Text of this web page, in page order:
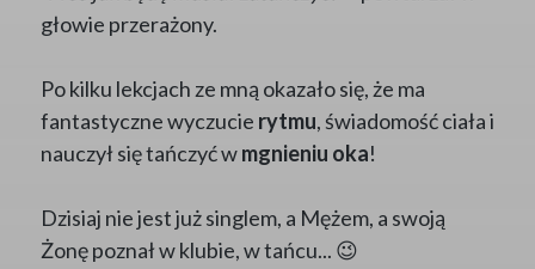
głowie przerażony.
Po kilku lekcjach ze mną okazało się, że ma
fantastyczne wyczucie rytmu, świadomość ciała i
nauczył się tańczyć wmgnieniu oka!
Dzisiaj nie jest już singlem, a Mężem, a swoją
Żonę poznał w klubie, w tańcu... 😉